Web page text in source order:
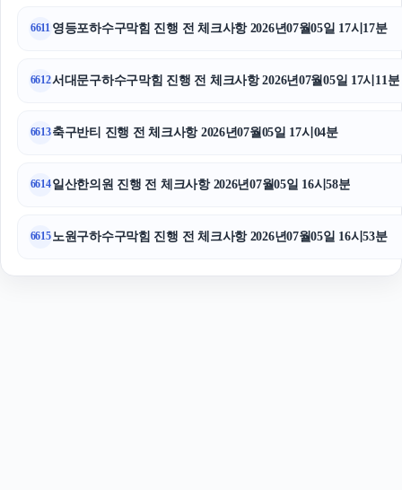
6611 영등포하수구막힘 진행 전 체크사항 2026년07월05일 17시17분
6612서대문구하수구막힘 진행 전 체크사항 2026년07월05일 17시11분
6613축구반티 진행 전 체크사항 2026년07월05일 17시04분
6614일산한의원 진행 전 체크사항 2026년07월05일 16시58분
6615 노원구하수구막힘 진행 전 체크사항 2026년07월05일 16시53분